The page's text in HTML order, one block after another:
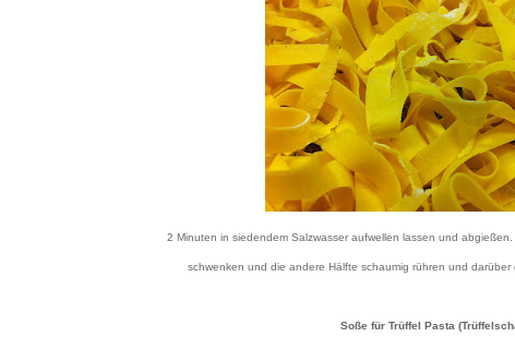
2 Minuten in siedendem Salzwasser aufwellen lassen und
schwenken und die andere Hälfte schaumig rühren und darüber
Soße für Trüffel Pasta